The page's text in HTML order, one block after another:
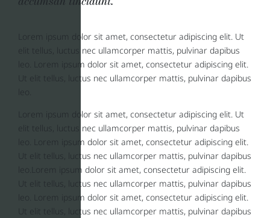
Lorem ipsum dolor sit amet, consectetur adipiscing elit. Ut
elit tellus, luctus nec ullamcorper mattis, pulvinar dapibus
leo. Lorem ipsum dolor sit amet, consectetur adipiscing elit.
Ut elit tellus, luctus nec ullamcorper mattis, pulvinar dapibus
leo.
Lorem ipsum dolor sit amet, consectetur adipiscing elit. Ut
elit tellus, luctus nec ullamcorper mattis, pulvinar dapibus
leo. Lorem ipsum dolor sit amet, consectetur adipiscing elit.
Ut elit tellus, luctus nec ullamcorper mattis, pulvinar dapibus
leo.Lorem ipsum dolor sit amet, consectetur adipiscing elit.
Ut elit tellus, luctus nec ullamcorper mattis, pulvinar dapibus
leo. Lorem ipsum dolor sit amet, consectetur adipiscing elit.
Ut elit tellus, luctus nec ullamcorper mattis, pulvinar dapibus